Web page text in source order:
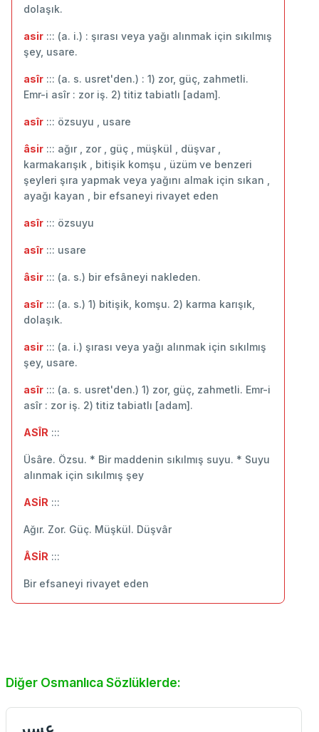
dolaşık.
asir ::: (a. i.) : şırası veya yağı alınmak için sıkılmış
şey, usare.
asîr ::: (a. s. usret'den.) : 1) zor, güç, zahmetli.
Emr-i asîr : zor iş. 2) titiz tabiatlı [adam].
asîr ::: özsuyu , usare
âsir ::: ağır , zor , güç , müşkül , düşvar ,
karmakarışık , bitişik komşu , üzüm ve benzeri
şeyleri şıra yapmak veya yağını almak için sıkan ,
ayağı kayan , bir efsaneyi rivayet eden
asîr ::: ‬özsuyu
asîr ::: usare
âsir ::: (a. s.) bir efsâneyi nakleden.
asîr ::: (a. s.) 1) bitişik, komşu. 2) karma karışık,
dolaşık.
asir ::: (a. i.) şırası veya yağı alınmak için sıkılmış
şey, usare.
asîr ::: (a. s. usret'den.) 1) zor, güç, zahmetli. Emr-i
asîr : zor iş. 2) titiz tabiatlı [adam].
ASÎR :::
Üsâre. Özsu. * Bir maddenin sıkılmış suyu. * Suyu
alınmak için sıkılmış şey
ASİR :::
Ağır. Zor. Güç. Müşkül. Düşvâr
ÂSİR :::
Bir efsaneyi rivayet eden
Diğer Osmanlıca Sözlüklerde:
عسیر